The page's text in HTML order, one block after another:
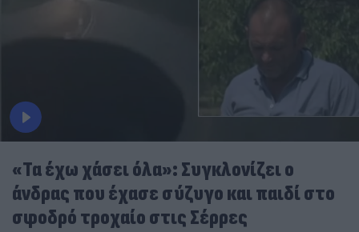
«Τα έχω χάσει όλα»: Συγκλονίζει ο
άνδρας που έχασε σύζυγο και παιδί στο
σφοδρό τροχαίο στις Σέρρες